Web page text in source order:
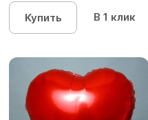
Купить В 1 клик